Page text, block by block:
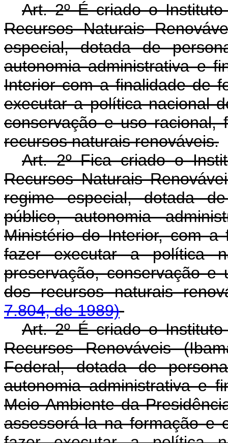
Art. 2º É criado o
Recursos Naturais
especial, dotada de
autonomia administrativa e
Interior com a finalidade de
executar a política nacional
conservação e uso racional,
recursos naturais renováveis.
Art. 2º Fica criado o
Recursos Naturais
regime especial, dotada
público, autonomia
Ministério do Interior, com a
fazer executar a política
preservação, conservação e
dos recursos naturais
7.804, de 1989)
Art. 2º É criado o
Recursos Renováveis
Federal, dotada de
autonomia administrativa e
Meio Ambiente da
assessorá-la na formação e